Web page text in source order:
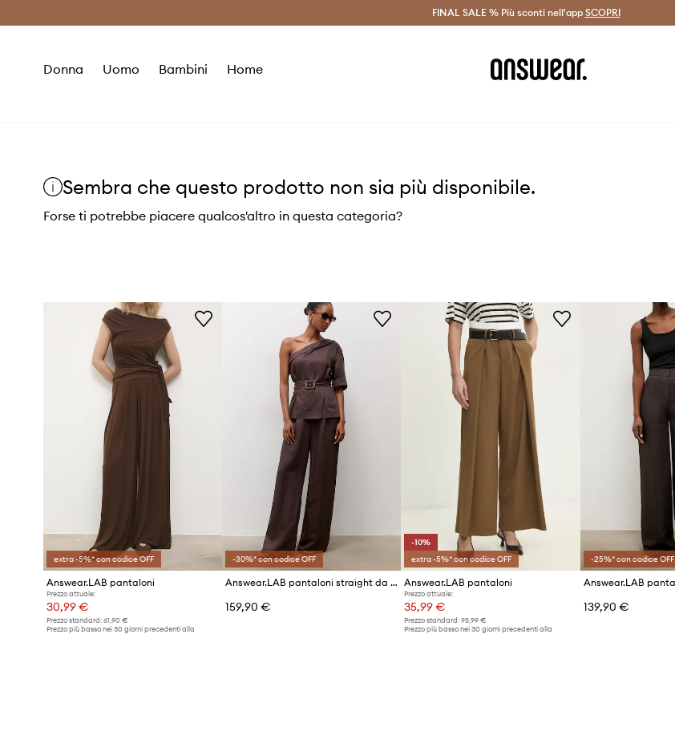
Risparmia con Answear Club > Spedizione entro 24 ore >
FINAL SALE % Più sconti nell'app SCOPRI
Donna Uomo Bambini Home
Sembra che questo prodotto non sia più disponibile.
Forse ti potrebbe piacere qualcos'altro in questa categoria?
extra -5%* con codice OFF
Answear.LAB pantaloni
Prezzo attuale:
30,99 €
Prezzo standard: 61,90 €
Prezzo più basso nei 30 giorni precedenti alla
-30%* con codice OFF
Answear.LAB pantaloni straight da donna in lino
159,90 €
-10%
extra -5%* con codice OFF
Answear.LAB pantaloni
Prezzo attuale:
35,99 €
Prezzo standard: 95,99 €
Prezzo più basso nei 30 giorni precedenti alla
-25%* con codice OFF
139,90 €